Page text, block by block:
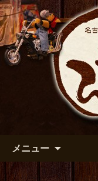
名古屋市
ひとりご
出張や観光
す
メニュー